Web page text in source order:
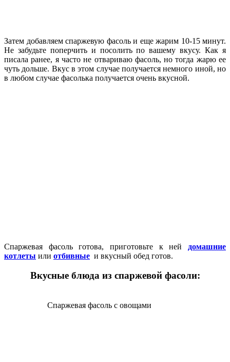
Затем добавляем спаржевую фасоль и еще жарим 10-15 минут.
Не забудьте поперчить и посолить по вашему вкусу. Как я
писала ранее, я часто не отвариваю фасоль, но тогда жарю ее
чуть дольше. Вкус в этом случае получается немного иной, но
в любом случае фасолька получается очень вкусной.
Спаржевая фасоль готова, приготовьте к ней домашние
котлеты или отбивные и вкусный обед готов.
Вкусные блюда из спаржевой фасоли:
Спаржевая фасоль с овощами